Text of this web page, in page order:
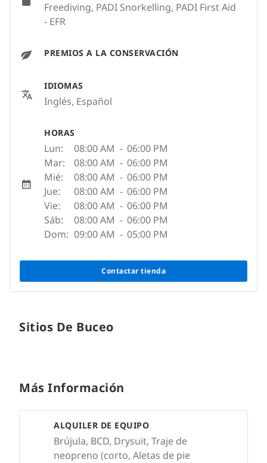
Freediving, PADI Snorkelling, PADI First Aid
- EFR
PREMIOS A LA CONSERVACIÓN
IDIOMAS
Inglés, Español
HORAS
Lun: 08:00 AM - 06:00 PM
Mar:
08:00 AM - 06:00 PM
Mié:
08:00 AM - 06:00 PM
Jue:
08:00 AM - 06:00 PM
Vie:
08:00 AM - 06:00 PM
Sáb:
08:00 AM - 06:00 PM
Dom: 09:00 AM - 05:00 PM
Contactar tienda
Sitios De Buceo
Más Información
ALQUILER DE EQUIPO
Brújula, BCD, Drysuit, Traje de
neopreno (corto, Aletas de pie